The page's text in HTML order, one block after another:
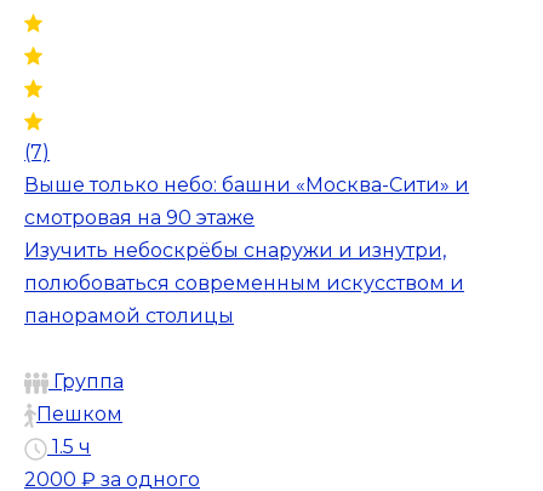
(7)
Выше только небо: башни «Москва-Сити» и
смотровая на 90 этаже
Изучить небоскрёбы снаружи и изнутри,
полюбоваться современным искусством и
панорамой столицы
Группа
Пешком
1.5 ч
2000 ₽ за одного